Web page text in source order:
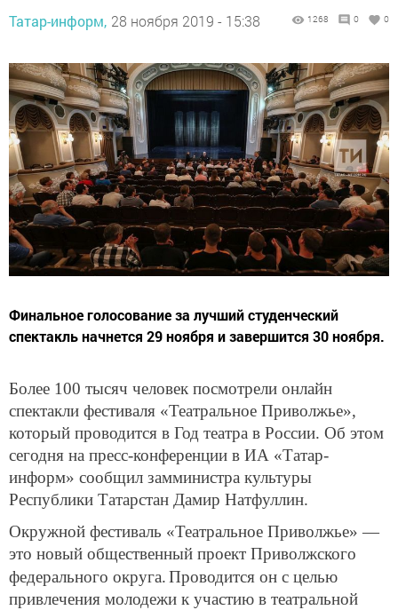
Татар-информ, 28 ноября 2019 - 15:38 1268 0 0
Финальное голосование за лучший студенческий
спектакль начнется 29 ноября и завершится 30 ноября.
Более 100 тысяч человек посмотрели онлайн
спектакли фестиваля «Театральное Приволжье»,
который проводится в Год театра в России. Об этом
сегодня на пресс-конференции в ИА «Татар-
информ» сообщил замминистра культуры
Республики Татарстан Дамир Натфуллин.
Окружной фестиваль «Театральное Приволжье» —
это новый общественный проект Приволжского
федерального округа.Проводится он с целью
привлечения молодежи к участию в театральной